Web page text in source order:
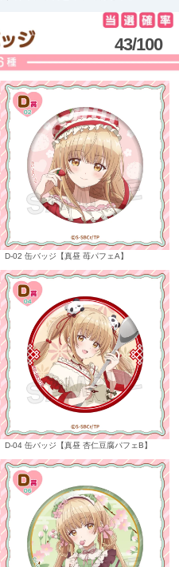
43/100
D-02 缶バッジ【真昼 苺パフェA】
D-04 缶バッジ【真昼 杏仁豆腐パフェB】